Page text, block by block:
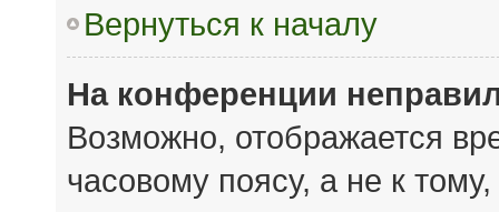
Вернуться к началу
На конференции
Возможно, отображается
часовому поясу, а не к